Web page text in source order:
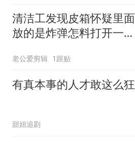
清洁工发现皮箱怀疑里面
放的是炸弹怎料打开一看
老公爱剪辑 1跟贴
有真本事的人才敢这么狂
甜妞追剧